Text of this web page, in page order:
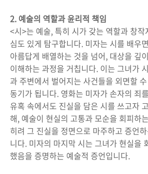
2. 예술의 역할과 윤리적 책임
<시>는 예술, 특히 시가 갖는 역할과 창
심도 있게 탐구합니다. 미자는 시를 배우
아름답게 배열하는 것을 넘어, 대상을 깊
이해하는 과정을 거칩니다. 이는 그녀가
과 주변에서 벌어지는 사건들을 외면할
동기가 됩니다. 영화는 미자가 손자의 죄
유혹 속에서도 진실을 담은 시를 쓰고자
해, 예술이 현실의 고통과 모순을 회피하
히려 그 진실을 정면으로 마주하고 증언
니다. 미자의 마지막 시는 그녀가 현실을
했음을 증명하는 예술적 증언입니다.